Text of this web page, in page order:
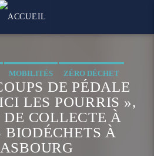
MOBILITÉS ZÉRO DÉCHET
DE PÉDALE
LES POURRIS »,
DE COLLECTE À
BIODÉCHETS À